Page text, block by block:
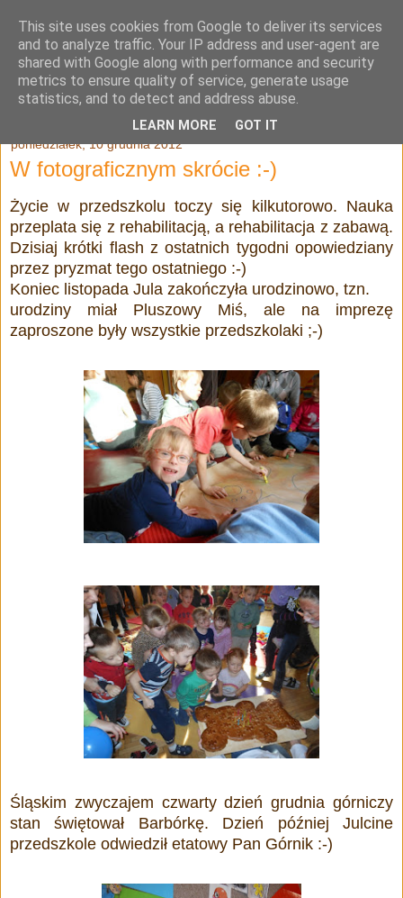
Julia Adamowska
poniedziałek, 10 grudnia 2012
W fotograficznym skrócie :-)
Życie w przedszkolu toczy się kilkutorowo. Nauka
przeplata się z rehabilitacją, a rehabilitacja z zabawą.
Dzisiaj krótki flash z ostatnich tygodni opowiedziany
przez pryzmat tego ostatniego :-)
Koniec listopada Jula zakończyła urodzinowo, tzn.
urodziny miał Pluszowy Miś, ale na imprezę
zaproszone były wszystkie przedszkolaki ;-)
Śląskim zwyczajem czwarty dzień grudnia górniczy
stan świętował Barbórkę. Dzień później Julcine
przedszkole odwiedził etatowy Pan Górnik :-)
This site uses cookies from Google to deliver its services
and to analyze traffic. Your IP address and user-agent are
shared with Google along with performance and security
metrics to ensure quality of service, generate usage
statistics, and to detect and address abuse.
LEARN MORE GOT IT